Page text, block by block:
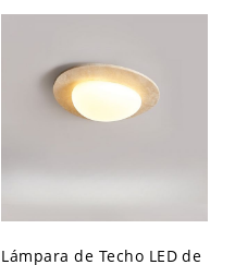
empotrada, 110V-120V, 14"
Lámpara de Techo LED de